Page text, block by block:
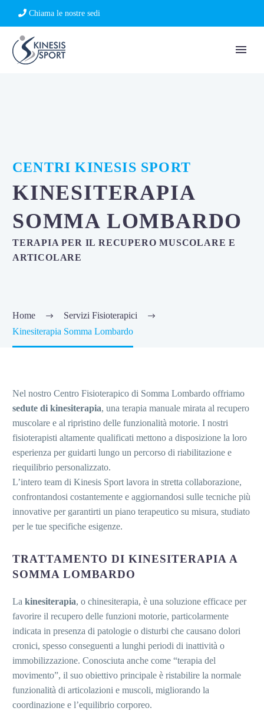
Chiama le nostre sedi
CENTRI KINESIS SPORT
KINESITERAPIA
SOMMA LOMBARDO
TERAPIA PER IL RECUPERO MUSCOLARE E
ARTICOLARE​
Home
Servizi Fisioterapici
Kinesiterapia Somma Lombardo
Nel nostro Centro Fisioterapico di Somma Lombardo offriamo
sedute di kinesiterapia, una terapia manuale mirata al recupero
muscolare e al ripristino delle funzionalità motorie. I nostri
fisioterapisti altamente qualificati mettono a disposizione la loro
esperienza per guidarti lungo un percorso di riabilitazione e
riequilibrio personalizzato.
L’intero team di Kinesis Sport lavora in stretta collaborazione,
confrontandosi costantemente e aggiornandosi sulle tecniche più
innovative per garantirti un piano terapeutico su misura, studiato
per le tue specifiche esigenze.
TRATTAMENTO DI KINESITERAPIA A
SOMMA LOMBARDO
La kinesiterapia, o chinesiterapia, è una soluzione efficace per
favorire il recupero delle funzioni motorie, particolarmente
indicata in presenza di patologie o disturbi che causano dolori
cronici, spesso conseguenti a lunghi periodi di inattività o
immobilizzazione. Conosciuta anche come “terapia del
movimento”, il suo obiettivo principale è ristabilire la normale
funzionalità di articolazioni e muscoli, migliorando la
coordinazione e l’equilibrio corporeo.